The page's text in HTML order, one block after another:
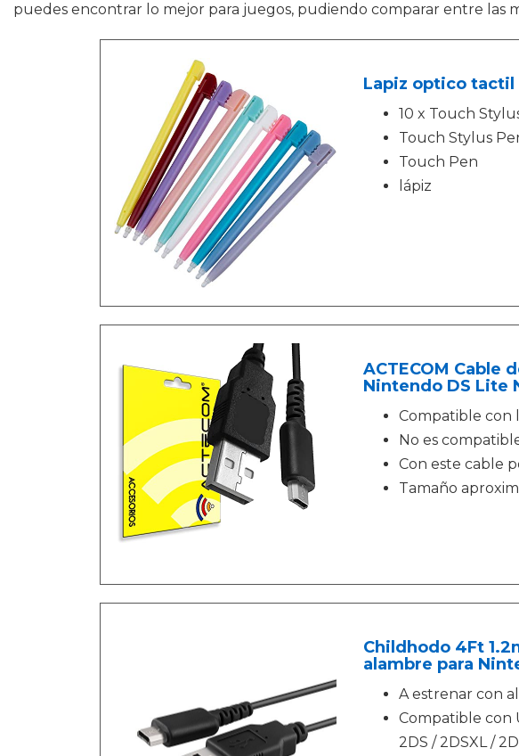
puedes encontrar lo mejor para juegos, pudiendo comparar entre las
Lapiz optico tactil
10 x Touch
Touch Stylus
Touch Pen
lápiz
ACTECOM Cable
Nintendo DS Lite
Compatible con
No es
Con este cable
Tamaño
Childhodo 4Ft
alambre para
A estrenar con
Compatible con
2DS / 2DSXL /